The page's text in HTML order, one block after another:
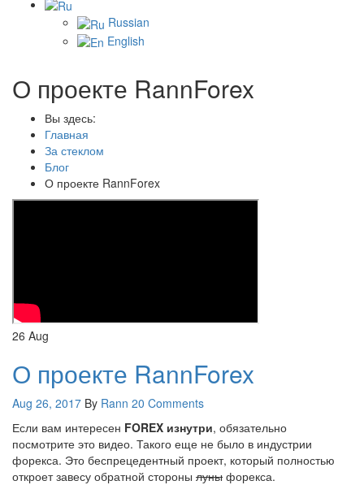
Russian
English
О проекте RannForex
Вы здесь:
Главная
За стеклом
Блог
О проекте RannForex
26 Aug
О проекте RannForex
Aug 26, 2017 By Rann 20 Comments
Если вам интересен FOREX изнутри, обязательно
посмотрите это видео. Такого еще не было в индустрии
форекса. Это беспрецедентный проект, который полностью
откроет завесу обратной стороны луны форекса.